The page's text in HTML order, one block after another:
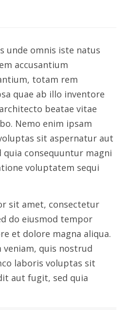
unde omnis iste natus
accusantium
totam rem
quae ab illo inventore
beatae vitae
Nemo enim ipsam
sit aspernatur aut
consequuntur magni
voluptatem sequi
sit amet, consectetur
do eiusmod tempor
et dolore magna aliqua.
quis nostrud
laboris voluptas sit
aut fugit, sed quia